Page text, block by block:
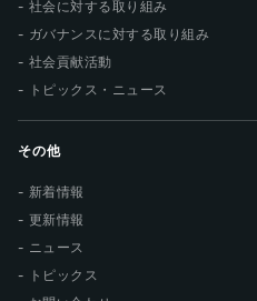
社会に対する取り組み
ガバナンスに対する取り組み
社会貢献活動
トピックス・ニュース
その他
新着情報
更新情報
ニュース
トピックス